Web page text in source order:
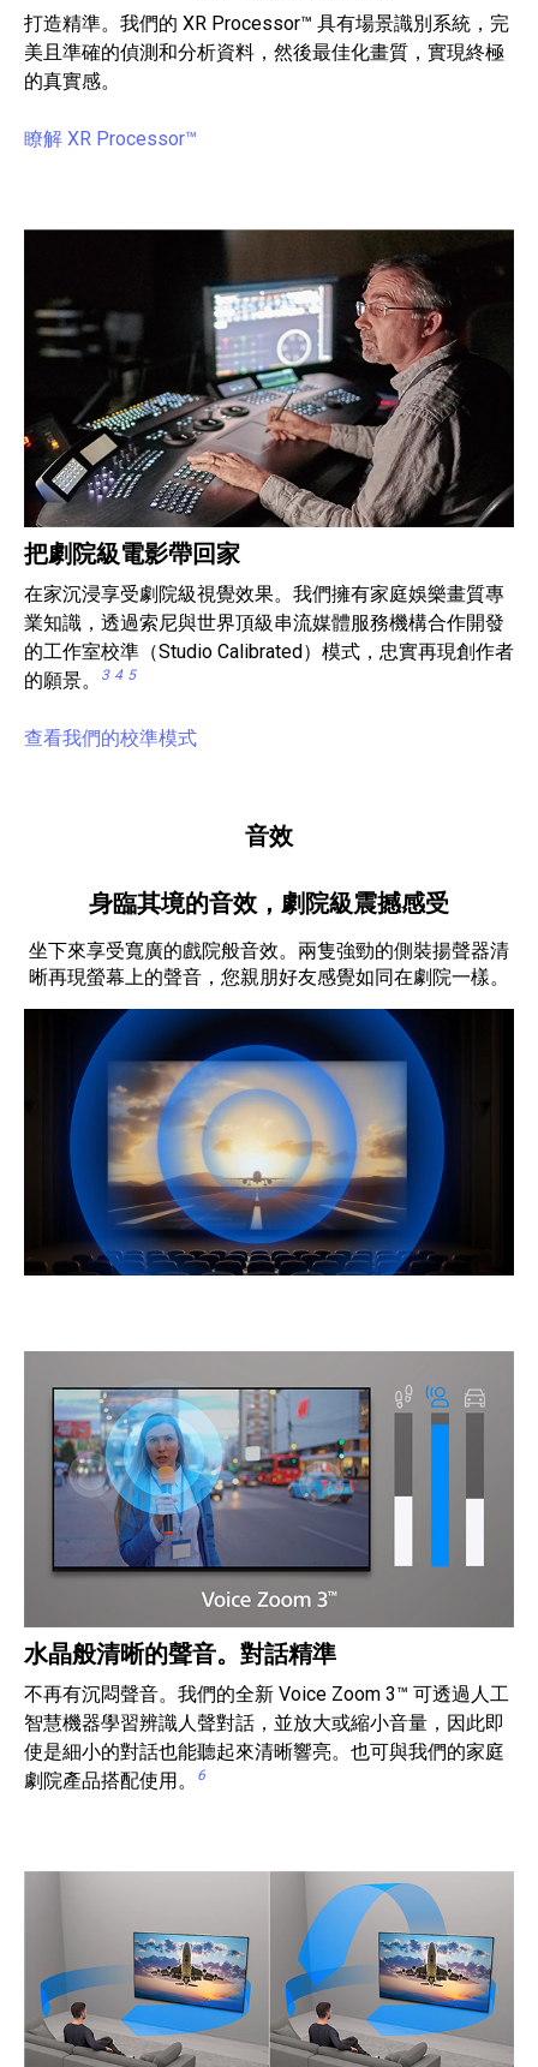
打造精準。我們的 XR Processor™ 具有場景識別系統，完
美且準確的偵測和分析資料，然後最佳化畫質，實現終極
的真實感。
瞭解 XR Processor™
把劇院級電影帶回家
在家沉浸享受劇院級視覺效果。我們擁有家庭娛樂畫質專
業知識，透過索尼與世界頂級串流媒體服務機構合作開發
的工作室校準（Studio Calibrated）模式，忠實再現創作者
的願景。
3 4 5
查看我們的校準模式
音效
身臨其境的音效，劇院級震撼感受
坐下來享受寬廣的戲院般音效。兩隻強勁的側裝揚聲器清
晰再現螢幕上的聲音，您親朋好友感覺如同在劇院一樣。
水晶般清晰的聲音。對話精準
不再有沉悶聲音。我們的全新 Voice Zoom 3™ 可透過人工
智慧機器學習辨識人聲對話，並放大或縮小音量，因此即
使是細小的對話也能聽起來清晰響亮。也可與我們的家庭
劇院產品搭配使用。
6